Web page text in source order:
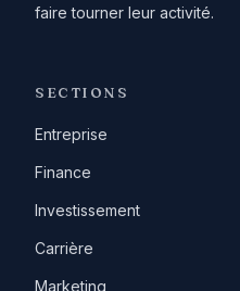
faire tourner leur activité.
SECTIONS
Entreprise
Finance
Investissement
Carrière
Marketing